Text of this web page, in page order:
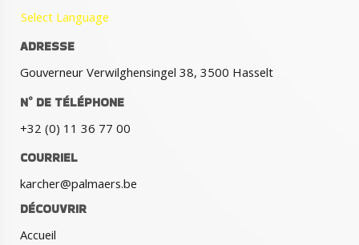
Select Language
ADRESSE
Gouverneur Verwilghensingel 38, 3500 Hasselt
N° DE TÉLÉPHONE
+32 (0) 11 36 77 00
COURRIEL
karcher@palmaers.be
DÉCOUVRIR
Accueil